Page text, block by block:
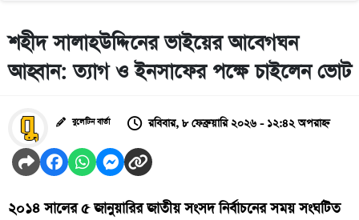
শহীদ সালাহউদ্দিনের ভাইয়ের আবেগঘন
আহ্বান: ত্যাগ ও ইনসাফের পক্ষে চাইলেন ভোট
বুলেটিন বার্তা রবিবার, ৮ ফেব্রুয়ারি ২০২৬ - ১২:৪২ অপরাহ্ন
২০১৪ সালের ৫ জানুয়ারির জাতীয় সংসদ নির্বাচনের সময় সংঘটিত